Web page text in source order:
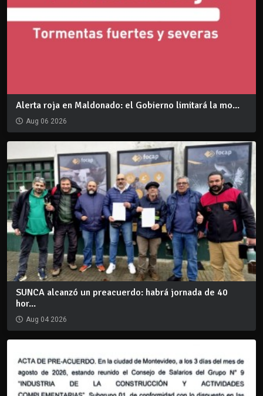
Alerta roja en Maldonado: el Gobierno limitará la mo...
Aug 06 2026
SUNCA alcanzó un preacuerdo: habrá jornada de 40
hor...
Aug 04 2026